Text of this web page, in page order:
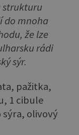
strukturu
do mnoha
že lze
rádi
sýr.
pažitka,
1 cibule
sýra, olivový